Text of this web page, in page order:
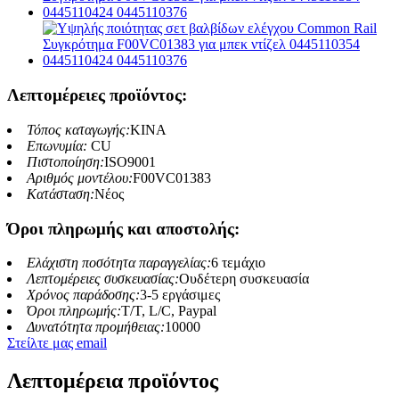
Λεπτομέρειες προϊόντος:
Τόπος καταγωγής:ΚΙΝΑ
Επωνυμία: CU
Πιστοποίηση:ISO9001
Αριθμός μοντέλου:F00VC01383
Κατάσταση:Νέος
Όροι πληρωμής και αποστολής:
Ελάχιστη ποσότητα παραγγελίας:6 τεμάχιο
Λεπτομέρειες συσκευασίας:Ουδέτερη συσκευασία
Χρόνος παράδοσης:3-5 εργάσιμες
Όροι πληρωμής:T/T, L/C, Paypal
Δυνατότητα προμήθειας:10000
Στείλτε μας email
Λεπτομέρεια προϊόντος